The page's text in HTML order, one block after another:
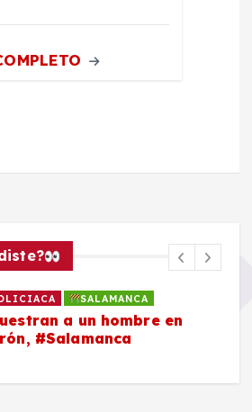
SALAMANCA
a un hombre en
#Salamanca